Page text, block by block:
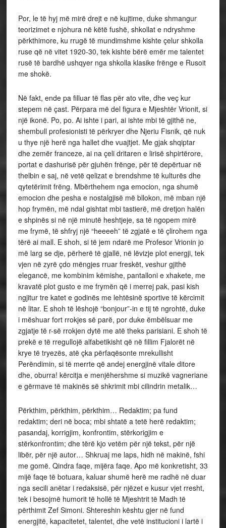
Por, le të hyj më mirë drejt e në kujtime, duke shmangur
teorizimet e njohura në këtë fushë, shkollat e ndryshme
përkthimore, ku rrugë të mundimshme kishte çelur shkolla
ruse që në vitet 1920-30, tek kishte bërë emër me talentet
rusë të bardhë ushqyer nga shkolla klasike frënge e Rusoit
me shokë.
Në fakt, ende pa filluar të flas për ato vite, dhe veç kur
stepem në çast. Përpara më del figura e Mjeshtër Vrionit, si
një ikonë. Po, po. Ai ishte i pari, ai ishte mbi të gjithë ne,
shembull profesionisti të përkryer dhe Njeriu Fisnik, që nuk
u thye një herë nga hallet dhe vuajtjet. Me gjak shqiptar
dhe zemër franceze, ai na çeli dritaren e lirisë shpirtërore,
portat e dashurisë për gjuhën frënge, për të depërtuar në
thelbin e saj, në vetë qelizat e brendshme të kulturës dhe
qytetërimit frëng. Mbërthehem nga emocion, nga shumë
emocion dhe pesha e nostalgjisë më bllokon, më mban një
hop frymën, më ndal gishtat mbi tastierë, më dretjon halën
e shpinës si në një minutë heshtjeje, sa të ngopem mirë
me frymë, të shfryj një “heeeeh” të zgjatë e të çlirohem nga
tërë ai mall. E shoh, si të jem ndarë me Profesor Vrionin jo
më larg se dje, përherë të gjallë, në lëvizje plot energji, tek
vjen në zyrë çdo mëngjes rruar freskët, veshur gjithë
elegancë, me kombinim këmishe, pantalloni e xhakete, me
kravatë plot gusto e me frymën që i merrej pak, pasi kish
ngjitur tre katet e godinës me lehtësinë sportive të kërcimit
në litar. E shoh të lëshojë “bonjour”-in e tij të ngrohtë, duke
i mëshuar fort rrokjes së parë, por duke ëmbëlsuar me
zgjatje të r-së rrokjen dytë me atë theks parisiani. E shoh të
prekë e të rregullojë alfabetikisht që në fillim Fjalorët në
krye të tryezës, atë çka përfaqësonte mrekullisht
Perëndimin, si të merrte që andej energjinë vitale ditore
dhe, oburra! kërcitja e menjëhershme si muzikë vagneriane
e gërmave të makinës së shkrimit mbi cilindrin metalik…
Përkthim, përkthim, përkthim… Redaktim; pa fund
redaktim; deri në boca; mbi shtatë a tetë herë redaktim;
pasandaj, korrigjim, konfrontim, stërkorigjim e
stërkonfrontim; dhe tërë kjo vetëm për një tekst, për një
libër, për një autor… Shkruaj me laps, hidh në makinë, fshi
me gomë. Qindra faqe, mijëra faqe. Apo më konkretisht, 33
mijë faqe të botuara, kaluar shumë herë me radhë në duar
nga secili anëtar i redaksisë, për njëzet e kusur vjet rresht,
tek i besojmë humorit të hollë të Mjeshtrit të Madh të
përthimit Zef Simoni. Shtereshin kështu gjer në fund
energjitë, kapacitetet, talentet, dhe vetë institucioni i lartë i